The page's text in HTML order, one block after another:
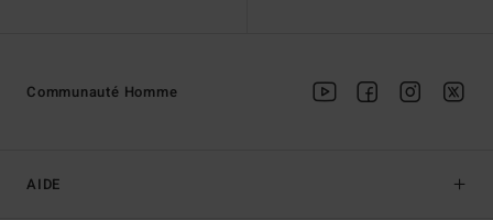
AIDE
Communauté Homme